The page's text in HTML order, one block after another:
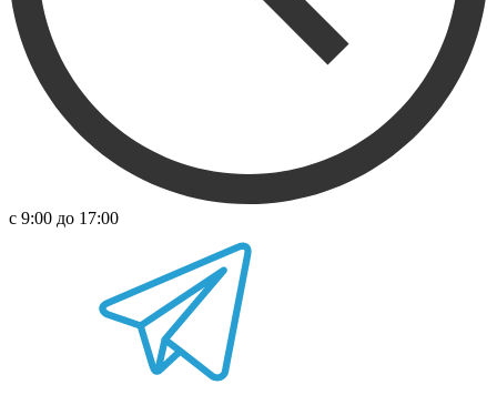
с 9:00 до 17:00